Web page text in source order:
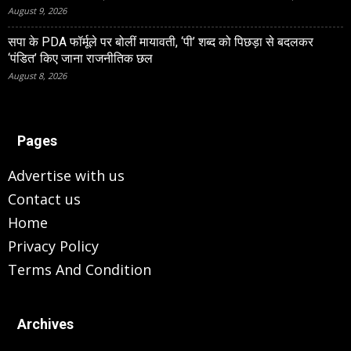
August 9, 2026
सपा के PDA फॉर्मूले पर बोलीं मायावती, ‘पी’ शब्द को पिछड़ा से बदलकर
‘पंडित’ किए जाना राजनीतिक छल
August 8, 2026
Pages
Advertise with us
Contact us
Home
Privacy Policy
Terms And Condition
Archives